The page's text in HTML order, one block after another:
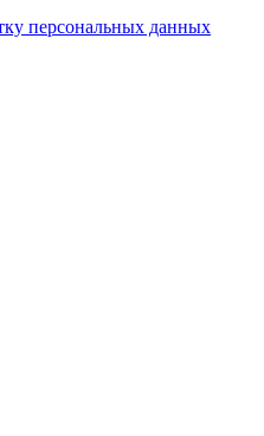
персональных данных